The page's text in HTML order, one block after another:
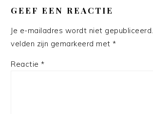
INTERACTIES
GEEF EEN REACTIE
Je e-mailadres wordt niet gepubliceerd.
velden zijn gemarkeerd met*
Reactie*